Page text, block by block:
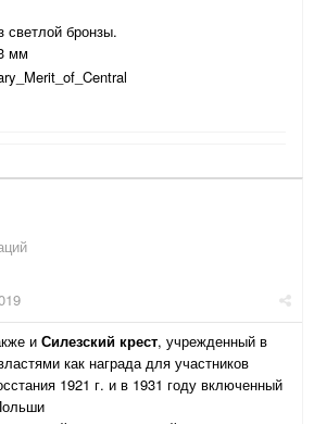
светлой бронзы.
мм
и Силезский крест, учрежденный в
как награда для участников
1921 г. и в 1931 году включенный